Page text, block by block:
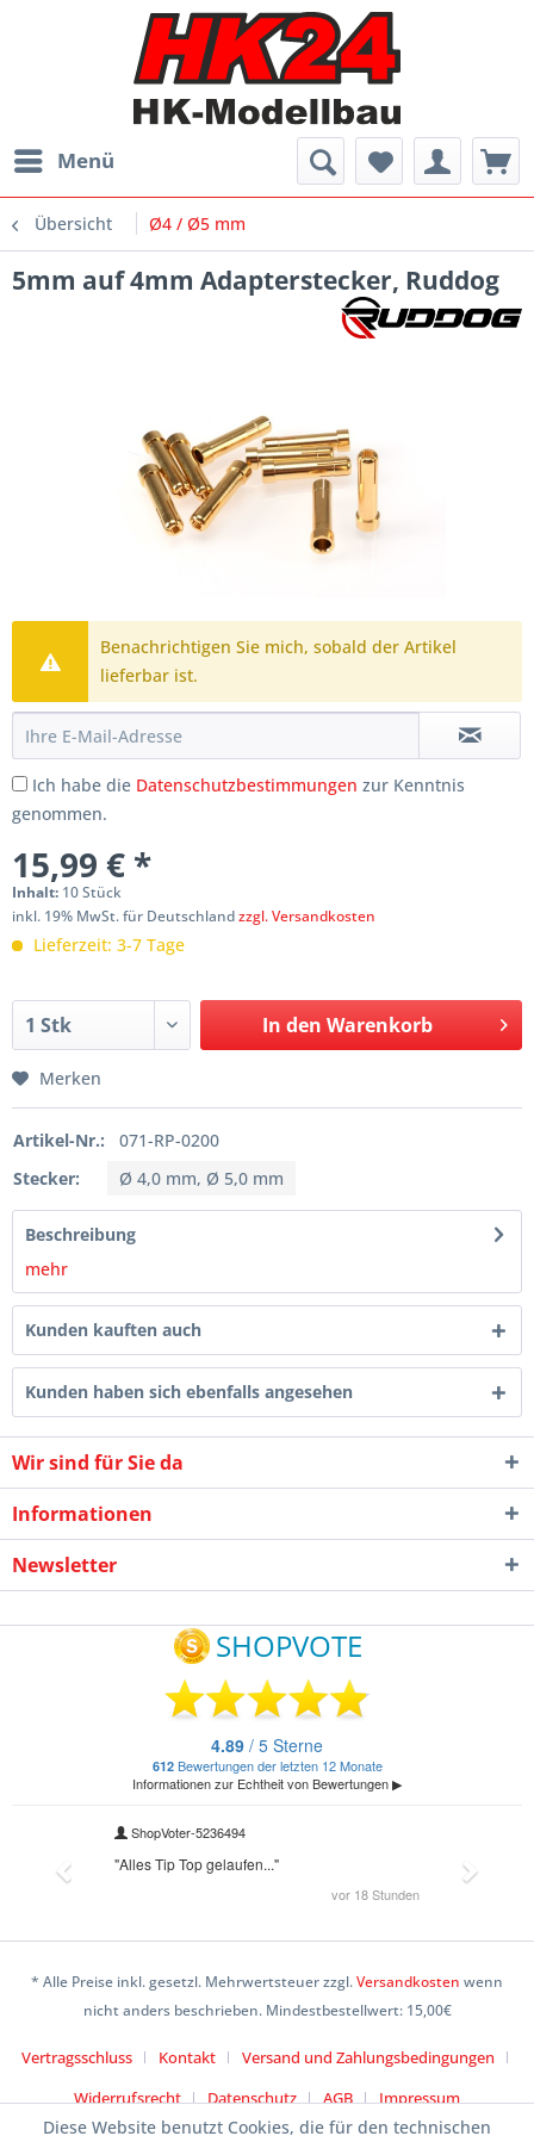
Menü
Übersicht Ø4 / Ø5 mm
5mm auf 4mm Adapterstecker, Ruddog
Benachrichtigen Sie mich, sobald der Artikel
lieferbar ist.
Ich habe die Datenschutzbestimmungen zur Kenntnis
genommen.
15,99 € *
Inhalt: 10 Stück
inkl. 19% MwSt. für Deutschlandzzgl. Versandkosten
Lieferzeit: 3-7 Tage
In den Warenkorb
Merken
Artikel-Nr.:
071-RP-0200
Stecker:
Ø 4,0 mm, Ø 5,0 mm
Beschreibung
mehr
Kunden kauften auch
Kunden haben sich ebenfalls angesehen
Wir sind für Sie da
Informationen
Newsletter
* Alle Preise inkl. gesetzl. Mehrwertsteuer zzgl.Versandkosten wenn
nicht anders beschrieben. Mindestbestellwert: 15,00€
Vertragsschluss Kontakt
Versand und Zahlungsbedingungen
Widerrufsrecht
Datenschutz AGB Impressum
Diese Website benutzt Cookies, die für den technischen